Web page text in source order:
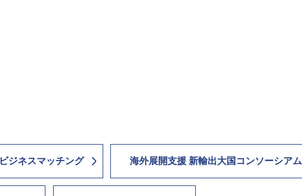
ビジネスマッチング 海外展開支援 新輸出大国コンソーシアム